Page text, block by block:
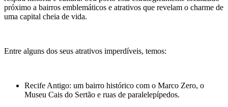
próximo a bairros emblemáticos e atrativos que revelam o charme de
uma capital cheia de vida.
Entre alguns dos seus atrativos imperdíveis, temos:
Recife Antigo: um bairro histórico com o Marco Zero, o
Museu Cais do Sertão e ruas de paralelepípedos.